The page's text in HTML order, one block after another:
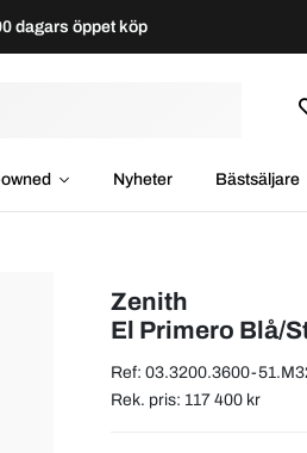
dagars öppet köp
Nyheter Bästsäljare
Zenith
El Primero Blå/
Ref: 03.3200.3600-
Rek. pris: 117 400 kr